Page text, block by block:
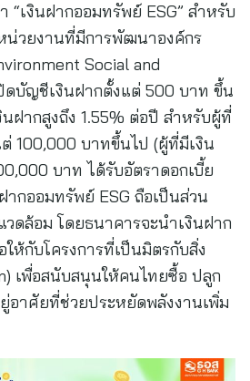
“เงินฝากออมทรัพย์ ESG” สำหรับ
น่วยงานที่มีการพัฒนาองค์กร
Social and
ดบัญชีเงินฝากตั้งแต่ 500 บาท ขึ้น
นฝากสูงถึง 1.55% ต่อปี สำหรับผู้ที่
100,000 บาทขึ้นไป (ผู้ที่มีเงิน
บาท ได้รับอัตราดอกเบี้ย
ากออมทรัพย์ ESG ถือเป็นส่วน
ดล้อม โดยธนาคารจะนำเงินฝาก
ห้กับโครงการที่เป็นมิตรกับสิ่ง
เพื่อสนับสนุนให้คนไทยซื้อ ปลูก
อาศัยที่ช่วยประหยัดพลังงานเพิ่ม